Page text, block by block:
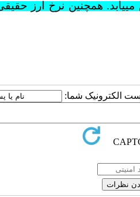
تجارت بین­الملل 11 درصد افزایش می­یابد.
الکترونیک شما: